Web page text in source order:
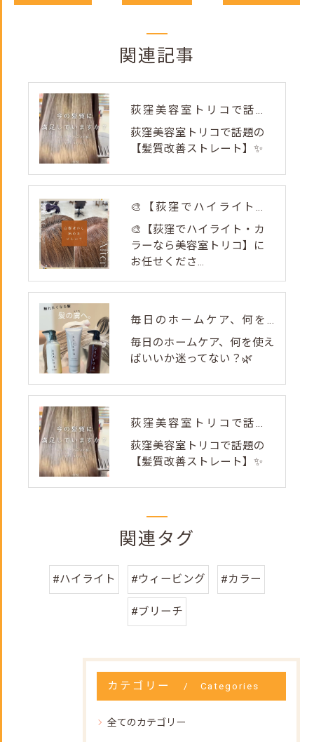
関連記事
荻窪美容室トリコで話題の【髪質改善ストレート】✨
荻窪美容室トリコで話題の
【髪質改善ストレート】✨
🎨【荻窪でハイライト・カラーなら美容室トリコ】にお任せくださ...
🎨【荻窪でハイライト・カ
ラーなら美容室トリコ】に
お任せくださ...
毎日のホームケア、何を使えばいいか迷ってない？🌿
毎日のホームケア、何を使え
ばいいか迷ってない？🌿
荻窪美容室トリコで話題の【髪質改善ストレート】✨
荻窪美容室トリコで話題の
【髪質改善ストレート】✨
関連タグ
#ハイライト #ウィービング #カラー
#ブリーチ
カテゴリー Categories
全てのカテゴリー